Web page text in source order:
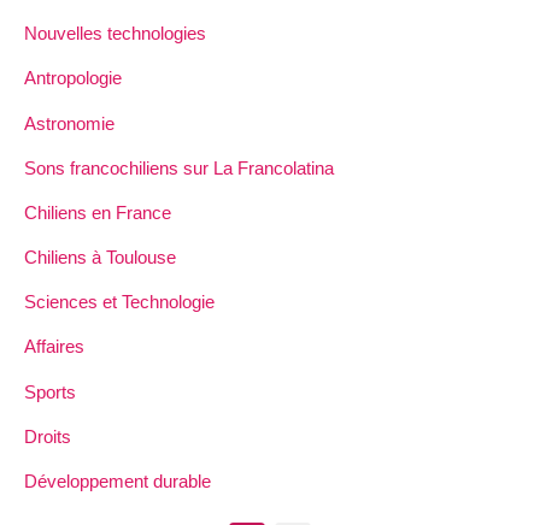
Nouvelles technologies
Antropologie
Astronomie
Sons francochiliens sur La Francolatina
Chiliens en France
Chiliens à Toulouse
Sciences et Technologie
Affaires
Sports
Droits
Développement durable